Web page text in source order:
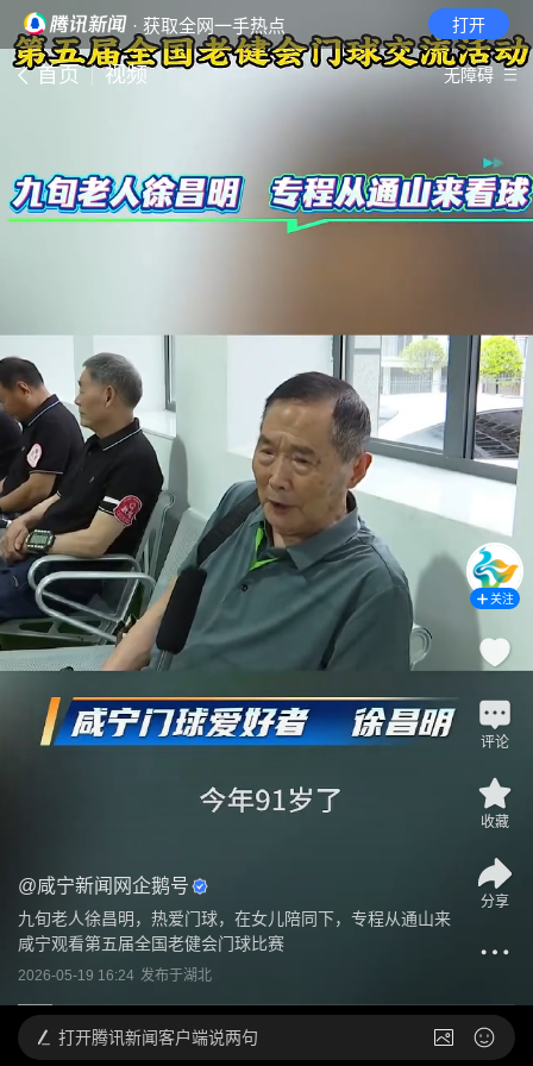
· 获取全网一手热点 打开
首页 视频 无障碍
@咸宁新闻网企鹅号
九旬老人徐昌明，热爱门球，在女儿陪同下，专程从通山来
咸宁观看第五届全国老健会门球比赛
2026-05-19 16:24 发布于湖北
关注
评论
收藏
分享
打开腾讯新闻客户端说两句